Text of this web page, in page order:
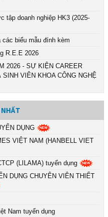
tập doanh nghiệp HK3 (2025-
biểu mẫu đính kèm
R.E.E 2026
2026 - SỰ KIỆN CAREER
VIÊN KHOA CÔNG NGHỆ
DỤNG
VIỆT NAM (HANBELL VIET
(LILAMA) tuyển dụng
DỤNG CHUYÊN VIÊN THIẾT
Nam tuyển dụng